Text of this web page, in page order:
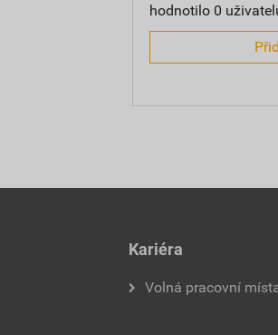
hodnotilo 0
Kariéra
Volná pracovní